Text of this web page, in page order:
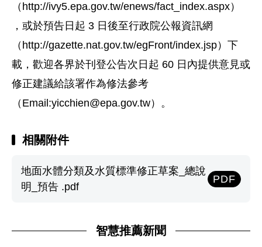
（http://ivy5.epa.gov.tw/enews/fact_index.aspx）
，或於預告日起 3 日後至行政院公報資訊網
（http://gazette.nat.gov.tw/egFront/index.jsp）下
載，歡迎各界於刊登公告次日起 60 日內提供意見或
修正建議給該署作為修法參考
（Email:yicchien@epa.gov.tw）。
相關附件
地面水體分類及水質標準修正草案_總說
明_預告 .pdf
PDF
智慧推薦新聞